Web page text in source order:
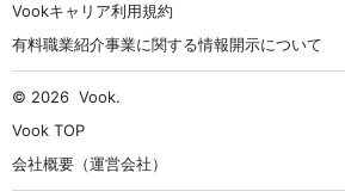
Vookキャリア利用規約
有料職業紹介事業に関する情報開示について
© 2026 Vook.
Vook TOP
会社概要（運営会社）